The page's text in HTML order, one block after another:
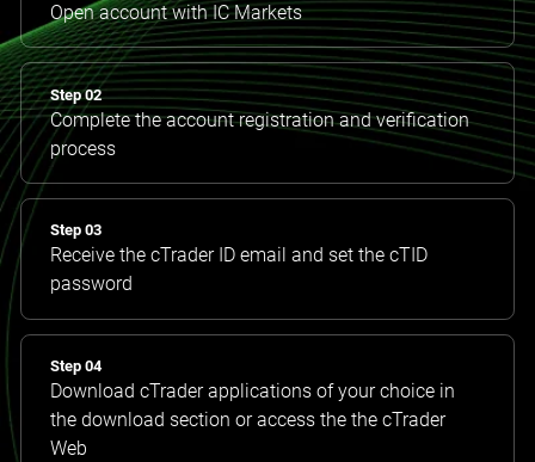
Open account with IC Markets
Step 02
Complete the account registration and verification
process
Step 03
Receive the cTrader ID email and set the cTID
password
Step 04
Download cTrader applications of your choice in
the download section or access the the cTrader
Web